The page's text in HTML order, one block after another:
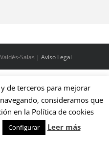
Salas | Aviso Legal
de terceros para mejorar
consideramos que
en la Política de cookies
Configurar Leer más